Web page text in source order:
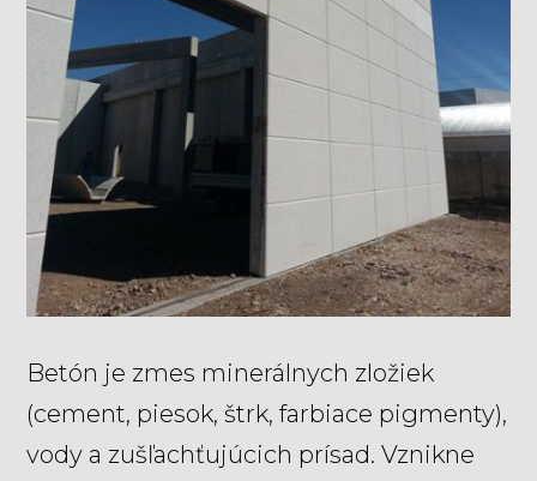
Betón je zmes minerálnych zložiek
(cement, piesok, štrk, farbiace pigmenty),
vody a zušľachťujúcich prísad. Vznikne